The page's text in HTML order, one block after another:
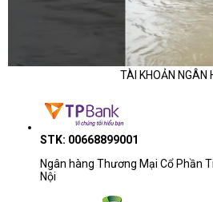
TÀI KHOẢN NGÂN
STK: 00668899001
Ngân hàng Thương Mại Cổ Phần
Nội